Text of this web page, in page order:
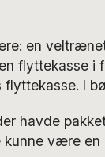
en
flyttekasse i
I
havde
kunne være